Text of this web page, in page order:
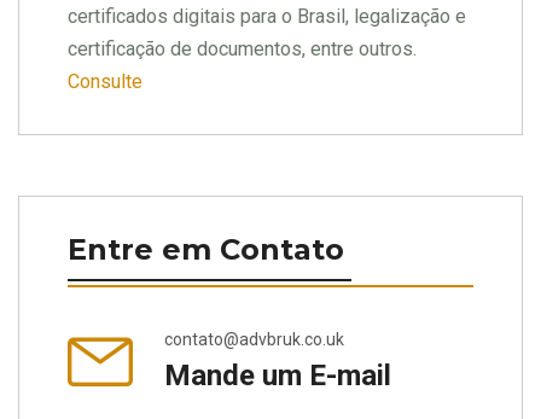
certificados digitais para o Brasil, legalização e
certificação de documentos, entre outros.
Consulte
Entre em Contato
contato@advbruk.co.uk
Mande um E-mail